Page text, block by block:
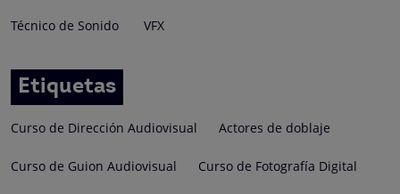
Técnico de Sonido VFX
Etiquetas
Curso de Dirección Audiovisual Actores de doblaje
Curso de Guion Audiovisual Curso de Fotografía Digital